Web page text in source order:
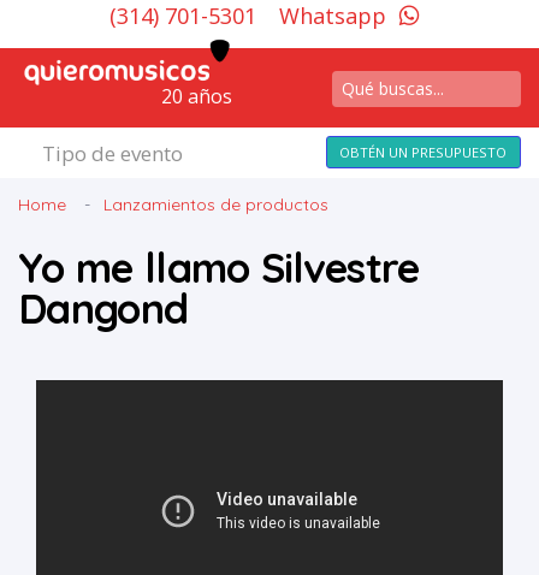
(314) 701-5301 Whatsapp
20 años
Tipo de evento OBTÉN UN PRESUPUESTO
Home Lanzamientos de productos
Yo me llamo Silvestre
Dangond